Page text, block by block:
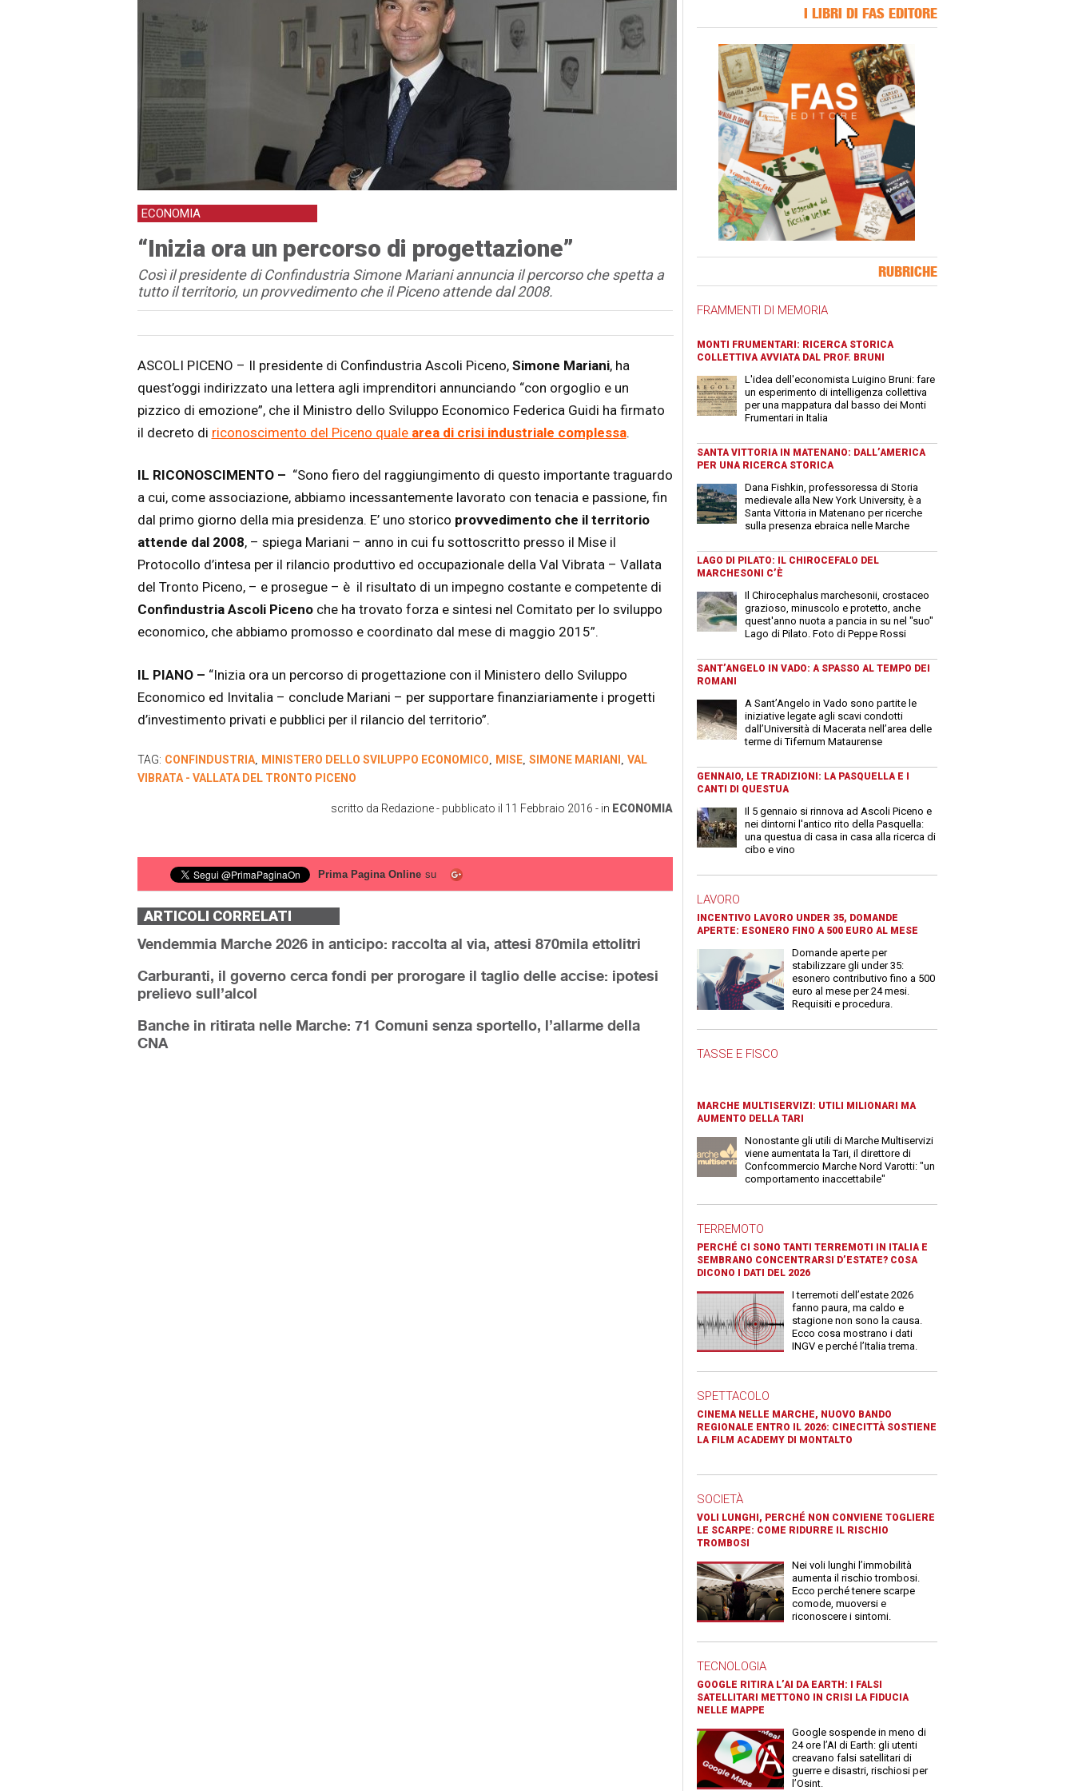
ECONOMIA
“Inizia ora un percorso di progettazione”
Così il presidente di Confindustria Simone Mariani annuncia il percorso che spetta a
tutto il territorio, un provvedimento che il Piceno attende dal 2008.
Articolo
Testo articolo principale
ASCOLI PICENO – Il presidente di Confindustria Ascoli Piceno, Simone Mariani, ha
quest’oggi indirizzato una lettera agli imprenditori annunciando “con orgoglio e un
pizzico di emozione”, che il Ministro dello Sviluppo Economico Federica Guidi ha firmato
il decreto di riconoscimento del Piceno quale area di crisi industriale complessa.
IL RICONOSCIMENTO – “Sono fiero del raggiungimento di questo importante traguardo
a cui, come associazione, abbiamo incessantemente lavorato con tenacia e passione, fin
dal primo giorno della mia presidenza. E’ uno storico provvedimento che il territorio
attende dal 2008, – spiega Mariani – anno in cui fu sottoscritto presso il Mise il
Protocollo d’intesa per il rilancio produttivo ed occupazionale della Val Vibrata – Vallata
del Tronto Piceno, – e prosegue – è il risultato di un impegno costante e competente di
Confindustria Ascoli Picenoche ha trovato forza e sintesi nel Comitato per lo sviluppo
economico, che abbiamo promosso e coordinato dal mese di maggio 2015”.
IL PIANO – “Inizia ora un percorso di progettazione con il Ministero dello Sviluppo
Economico ed Invitalia – conclude Mariani – per supportare finanziariamente i progetti
d’investimento privati e pubblici per il rilancio del territorio”.
TAG: CONFINDUSTRIA, MINISTERO DELLO SVILUPPO ECONOMICO, MISE, SIMONE MARIANI , VAL
VIBRATA - VALLATA DEL TRONTO PICENO
scritto da Redazione- pubblicato il 11 Febbraio 2016 - in ECONOMIA
Prima Pagina Online su
ARTICOLI CORRELATI
Vendemmia Marche 2026 in anticipo: raccolta al via, attesi 870mila ettolitri
Carburanti, il governo cerca fondi per prorogare il taglio delle accise: ipotesi
prelievo sull’alcol
Banche in ritirata nelle Marche: 71 Comuni senza sportello, l’allarme della
CNA
I LIBRI DI FAS EDITORE
RUBRICHE
FRAMMENTI DI MEMORIA
MONTI FRUMENTARI: RICERCA STORICA
COLLETTIVA AVVIATA DAL PROF. BRUNI
L'idea dell'economista Luigino Bruni: fare
un esperimento di intelligenza collettiva
per una mappatura dal basso dei Monti
Frumentari in Italia
SANTA VITTORIA IN MATENANO: DALL’AMERICA
PER UNA RICERCA STORICA
Dana Fishkin, professoressa di Storia
medievale alla New York University, è a
Santa Vittoria in Matenano per ricerche
sulla presenza ebraica nelle Marche
LAGO DI PILATO: IL CHIROCEFALO DEL
MARCHESONI C’È
Il Chirocephalus marchesonii, crostaceo
grazioso, minuscolo e protetto, anche
quest'anno nuota a pancia in su nel "suo"
Lago di Pilato. Foto di Peppe Rossi
SANT’ANGELO IN VADO: A SPASSO AL TEMPO DEI
ROMANI
A Sant’Angelo in Vado sono partite le
iniziative legate agli scavi condotti
dall’Università di Macerata nell’area delle
terme di Tifernum Mataurense
GENNAIO, LE TRADIZIONI: LA PASQUELLA E I
CANTI DI QUESTUA
Il 5 gennaio si rinnova ad Ascoli Piceno e
nei dintorni l'antico rito della Pasquella:
una questua di casa in casa alla ricerca di
cibo e vino
LAVORO
INCENTIVO LAVORO UNDER 35, DOMANDE
APERTE: ESONERO FINO A 500 EURO AL MESE
Domande aperte per
stabilizzare gli under 35:
esonero contributivo fino a 500
euro al mese per 24 mesi.
Requisiti e procedura.
TASSE E FISCO
MARCHE MULTISERVIZI: UTILI MILIONARI MA
AUMENTO DELLA TARI
Nonostante gli utili di Marche Multiservizi
viene aumentata la Tari, il direttore di
Confcommercio Marche Nord Varotti: "un
comportamento inaccettabile"
TERREMOTO
PERCHÉ CI SONO TANTI TERREMOTI IN ITALIA E
SEMBRANO CONCENTRARSI D’ESTATE? COSA
DICONO I DATI DEL 2026
I terremoti dell’estate 2026
fanno paura, ma caldo e
stagione non sono la causa.
Ecco cosa mostrano i dati
INGV e perché l’Italia trema.
SPETTACOLO
CINEMA NELLE MARCHE, NUOVO BANDO
REGIONALE ENTRO IL 2026: CINECITTÀ SOSTIENE
LA FILM ACADEMY DI MONTALTO
SOCIETÀ
VOLI LUNGHI, PERCHÉ NON CONVIENE TOGLIERE
LE SCARPE: COME RIDURRE IL RISCHIO
TROMBOSI
Nei voli lunghi l’immobilità
aumenta il rischio trombosi.
Ecco perché tenere scarpe
comode, muoversi e
riconoscere i sintomi.
TECNOLOGIA
GOOGLE RITIRA L’AI DA EARTH: I FALSI
SATELLITARI METTONO IN CRISI LA FIDUCIA
NELLE MAPPE
Google sospende in meno di
24 ore l’AI di Earth: gli utenti
creavano falsi satellitari di
guerre e disastri, rischiosi per
l’Osint.